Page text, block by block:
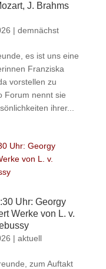
J. Brahms
| demnächst
es ist uns eine
Franziska
vorstellen zu
Forum nennt sie
ihrer...
Uhr: Georgy
Werke von L. v.
| aktuell
zum Auftakt